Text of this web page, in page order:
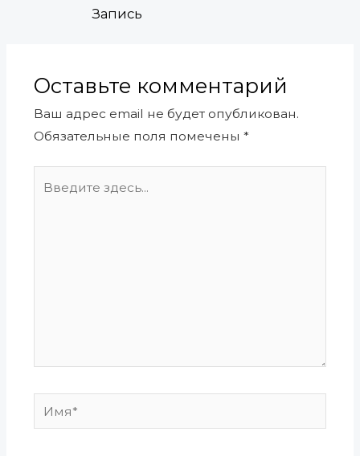
Запись
Оставьте комментарий
Ваш адрес email не будет опубликован.
Обязательные поля помечены *
Имя*